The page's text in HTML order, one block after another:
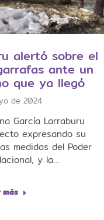
alertó sobre el
ante un
que ya llegó
de 2024
García Larraburu
expresando su
medidas del Poder
y la…
más